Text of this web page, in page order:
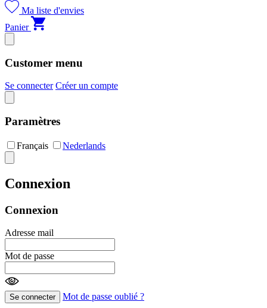
Ma liste d'envies
Panier
Customer menu
Se connecter Créer un compte
Paramètres
Français Nederlands
Connexion
Connexion
Adresse mail
Mot de passe
Se connecter Mot de passe oublié ?